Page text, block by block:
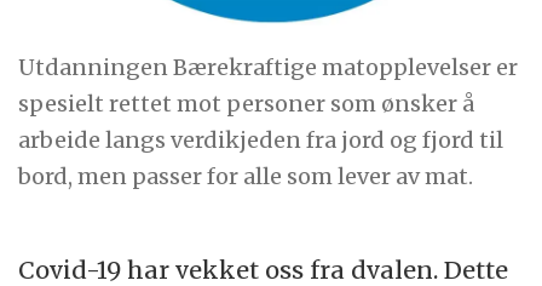
Utdanningen Bærekraftige matopplevelser er
spesielt rettet mot personer som ønsker å
arbeide langs verdikjeden fra jord og fjord til
bord, men passer for alle som lever av mat.
Covid-19 har vekket oss fra dvalen. Dette